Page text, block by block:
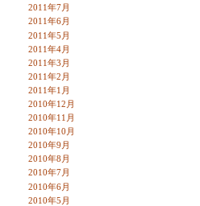
2011年7月
2011年6月
2011年5月
2011年4月
2011年3月
2011年2月
2011年1月
2010年12月
2010年11月
2010年10月
2010年9月
2010年8月
2010年7月
2010年6月
2010年5月